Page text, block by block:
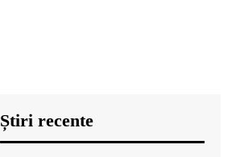
Știri recente